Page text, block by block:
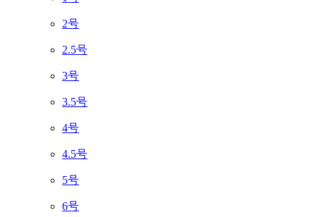
2号
2.5号
3号
3.5号
4号
4.5号
5号
6号